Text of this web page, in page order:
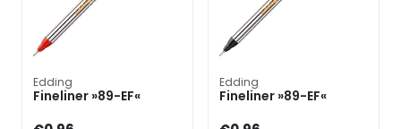
Edding
Fineliner »89-EF«
Edding
Fineliner »89-EF«